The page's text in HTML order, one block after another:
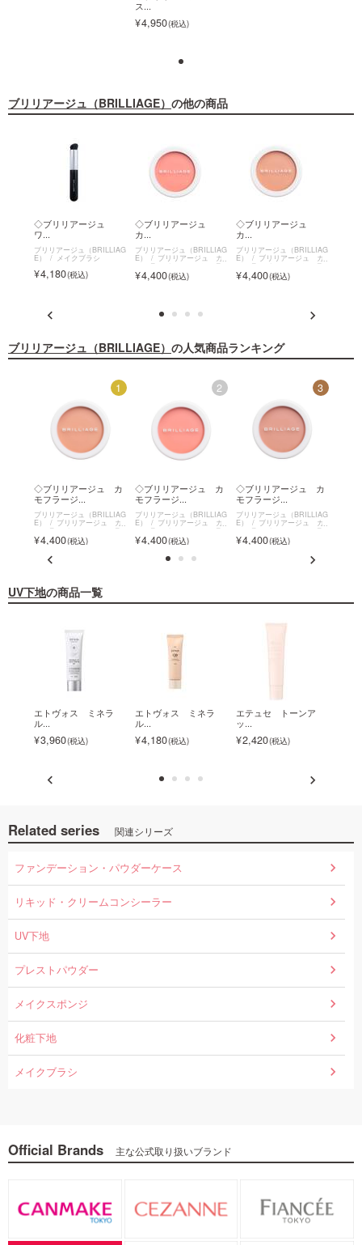
ス...
4,950
ブリリアージュ（BRILLIAGE） の他の商品
◇ブリリアージュ
ワ...
ブリリアージュ（BRILLIAG
E） メイクブラシ
4,180
◇ブリリアージュ
カ...
ブリリアージュ（BRILLIAG
E） ブリリアージュ カ
モフラージュ コンシーラ
ーチーク
4,400
◇ブリリアージュ
カ...
ブリリアージュ（BRILLIAG
E） ブリリアージュ カ
モフラージュ コンシーラ
ーチーク
4,400
ブリリアージュ（BRILLIAGE） の人気商品ランキング
1
◇ブリリアージュ カ
モフラージ...
ブリリアージュ（BRILLIAG
E） ブリリアージュ カ
モフラージュ コンシーラ
ーチーク
4,400
2
◇ブリリアージュ カ
モフラージ...
ブリリアージュ（BRILLIAG
E） ブリリアージュ カ
モフラージュ コンシーラ
ーチーク
4,400
3
◇ブリリアージュ カ
モフラージ...
ブリリアージュ（BRILLIAG
E） ブリリアージュ カ
モフラージュ コンシーラ
ーチーク
4,400
UV下地の商品一覧
エトヴォス ミネラ
ル...
3,960
エトヴォス ミネラ
ル...
4,180
エテュセ トーンア
ッ...
2,420
Related series 関連シリーズ
ファンデーション・パウダーケース
リキッド・クリームコンシーラー
UV下地
プレストパウダー
メイクスポンジ
化粧下地
メイクブラシ
Official Brands 主な公式取り扱いブランド